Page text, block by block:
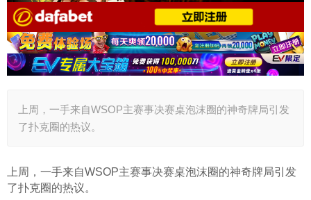
上周，一手来自WSOP主赛事决赛桌泡沫圈的神奇牌局引发
了扑克圈的热议。
上周，一手来自WSOP主赛事决赛桌泡沫圈的神奇牌局引发
了扑克圈的热议。